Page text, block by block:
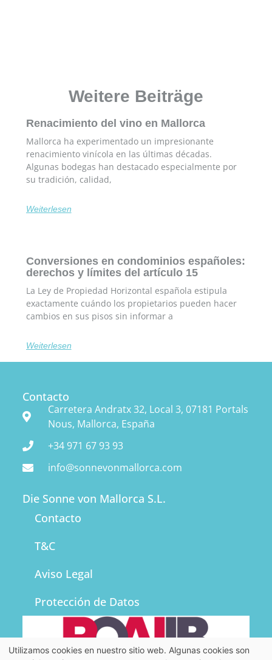
Weitere Beiträge
Renacimiento del vino en Mallorca
Mallorca ha experimentado un impresionante
renacimiento vinícola en las últimas décadas.
Algunas bodegas han destacado especialmente por
su tradición, calidad,
Weiterlesen
Conversiones en condominios españoles:
derechos y límites del artículo 15
La Ley de Propiedad Horizontal española estipula
exactamente cuándo los propietarios pueden hacer
cambios en sus pisos sin informar a
Weiterlesen
Contacto
Carretera Andratx 32, Local 3, 07181 Portals
Nous, Mallorca, España
+34 971 67 93 93
info@sonnevonmallorca.com
Die Sonne von Mallorca S.L.
Contacto
T&C
Aviso Legal
Protección de Datos
Utilizamos cookies en nuestro sitio web. Algunas cookies son